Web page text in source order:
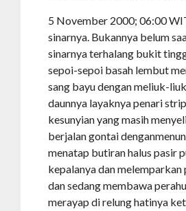
5 November 2000; 06:00
sinarnya. Bukannya belum
sinarnya terhalang bukit
sepoi-sepoi basah lembut
sang bayu dengan meliuk-
daunnya layaknya penari
kesunyian yang masih
berjalan gontai
menatap butiran halus pasir
kepalanya dan
dan sedang membawa
merayap di relung hatinya